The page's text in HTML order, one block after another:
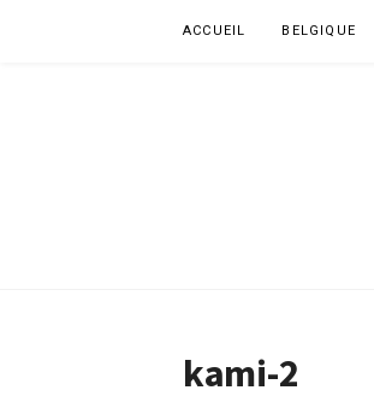
ACCUEIL BELGIQUE
kami-2